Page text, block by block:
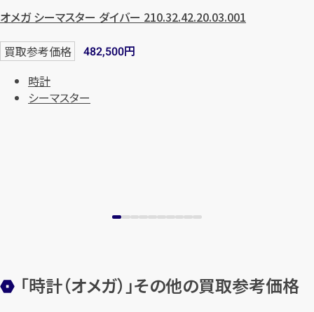
最短1 分！ 今すぐ査定金額をお伝えいた
します
オメガ シーマスター ダイバー 210.32.42.20.03.001
買取参考価格 482,500円
時計
シーマスター
「時計（オメガ）」その他の買取参考価格